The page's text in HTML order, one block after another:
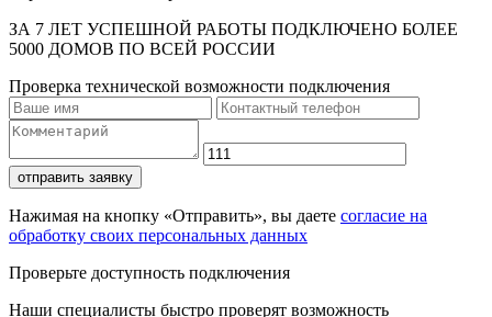
ЗА 7 ЛЕТ УСПЕШНОЙ РАБОТЫ ПОДКЛЮЧЕНО БОЛЕЕ
5000 ДОМОВ ПО ВСЕЙ РОССИИ
Проверка технической возможности подключения
отправить заявку
Нажимая на кнопку «Отправить», вы даете согласие на
обработку своих персональных данных
Проверьте доступность подключения
Наши специалисты быстро проверят возможность